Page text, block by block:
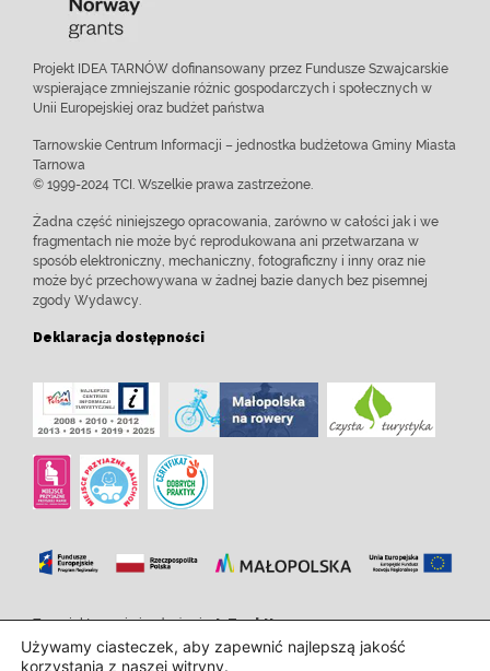
Projekt IDEA TARNÓW dofinansowany przez Fundusze Szwajcarskie
wspierające zmniejszanie różnic gospodarczych i społecznych w
Unii Europejskiej oraz budżet państwa
Tarnowskie Centrum Informacji – jednostka budżetowa Gminy Miasta
Tarnowa
© 1999-2024 TCI. Wszelkie prawa zastrzeżone.
Żadna część niniejszego opracowania, zarówno w całości jak i we
fragmentach nie może być reprodukowana ani przetwarzana w
sposób elektroniczny, mechaniczny, fotograficzny i inny oraz nie
może być przechowywana w żadnej bazie danych bez pisemnej
zgody Wydawcy.
Deklaracja dostępności
Zaprojektowanie i wdrożenie:InTechHouse.com
Używamy ciasteczek, aby zapewnić najlepszą jakość
korzystania z naszej witryny.